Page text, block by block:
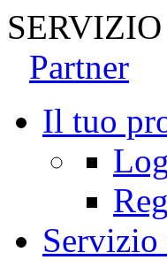
Partner
Il tuo